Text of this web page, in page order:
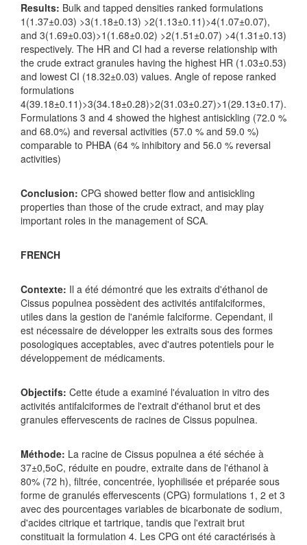
Results: Bulk and tapped densities ranked formulations
1(1.37±0.03) >3(1.18±0.13) >2(1.13±0.11)>4(1.07±0.07),
and 3(1.69±0.03)>1(1.68±0.02) >2(1.51±0.07) >4(1.31±0.13)
respectively. The HR and CI had a reverse relationship with
the crude extract granules having the highest HR (1.03±0.53)
and lowest CI (18.32±0.03) values. Angle of repose ranked
formulations
4(39.18±0.11)>3(34.18±0.28)>2(31.03±0.27)>1(29.13±0.17).
Formulations 3 and 4 showed the highest antisickling (72.0 %
and 68.0%) and reversal activities (57.0 % and 59.0 %)
comparable to PHBA (64 % inhibitory and 56.0 % reversal
activities)
Conclusion: CPG showed better flow and antisickling
properties than those of the crude extract, and may play
important roles in the management of SCA.
FRENCH
Contexte: Il a été démontré que les extraits d'éthanol de
Cissus populnea possèdent des activités antifalciformes,
utiles dans la gestion de l'anémie falciforme. Cependant, il
est nécessaire de développer les extraits sous des formes
posologiques acceptables, avec d'autres potentiels pour le
développement de médicaments.
Objectifs: Cette étude a examiné l'évaluation in vitro des
activités antifalciformes de l'extrait d'éthanol brut et des
granules effervescents de racines de Cissus populnea.
Méthode: La racine de Cissus populnea a été séchée à
37±0,5oC, réduite en poudre, extraite dans de l'éthanol à
80% (72 h), filtrée, concentrée, lyophilisée et préparée sous
forme de granulés effervescents (CPG) formulations 1, 2 et 3
avec des pourcentages variables de bicarbonate de sodium,
d'acides citrique et tartrique, tandis que l'extrait brut
constituait la formulation 4. Les CPG ont été caractérisés à